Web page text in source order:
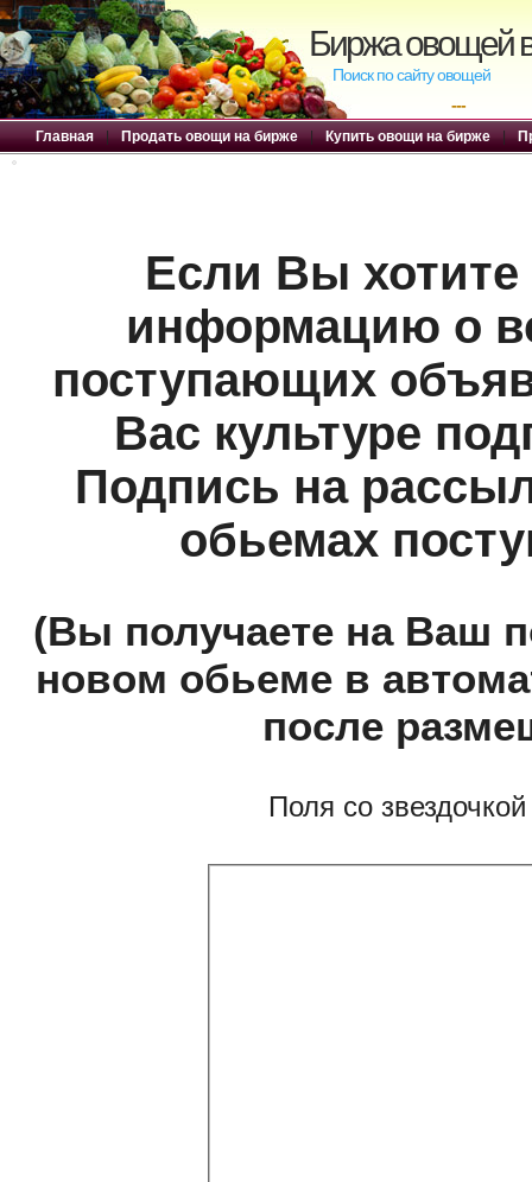
Биржа овощей
Поиск по сайту овощей
---
Главная | Продать овощи на бирже | Купить овощи на бирже |
Если Вы хотите
информацию о
поступающих
Вас культуре
Подпись на
обьемах
(Вы получаете на Ваш
новом обьеме в
после
Поля со